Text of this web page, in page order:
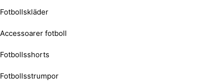
Fotbollskläder
Accessoarer fotboll
Fotbollsshorts
Fotbollsstrumpor